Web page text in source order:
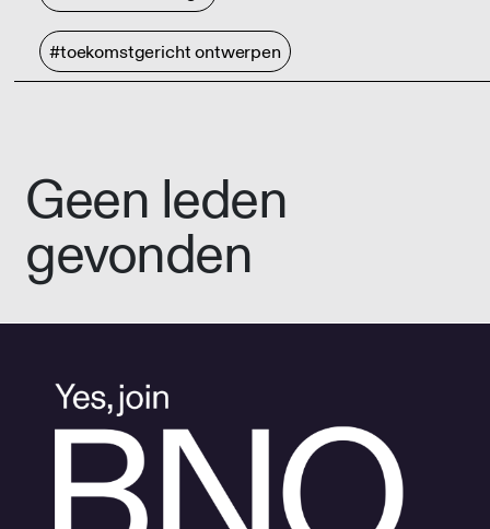
#toekomstgericht ontwerpen
Geen leden
gevonden